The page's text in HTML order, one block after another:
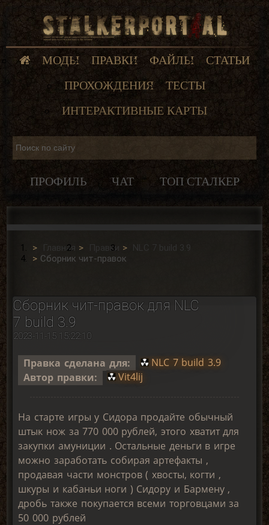
МОДЫ ПРАВКИ ФАЙЛЫ
СТАТЬИ
ПРОХОЖДЕНИЯ
ТЕСТЫ
ИНТЕРАКТИВНЫЕ КАРТЫ
ПРОФИЛЬ ЧАТ ТОП СТАЛКЕР
Главная Правки
NLC 7 build 3.9
Сборник чит-правок
Сборник чит-правок для NLC
7 build 3.9
2023-11-15 15:22:10
Правка сделана для:
NLC 7 build 3.9
Автор правки:
Vit4lij
На старте игры у Сидора продайте обычный
штык нож за 770 000 рублей, этого хватит для
закупки амуниции . Остальные деньги в игре
можно заработать собирая артефакты ,
продавая части монстров ( хвосты, когти ,
шкуры и кабаньи ноги ) Сидору и Бармену ,
дробь также покупается всеми торговцами за
50 000 рублей